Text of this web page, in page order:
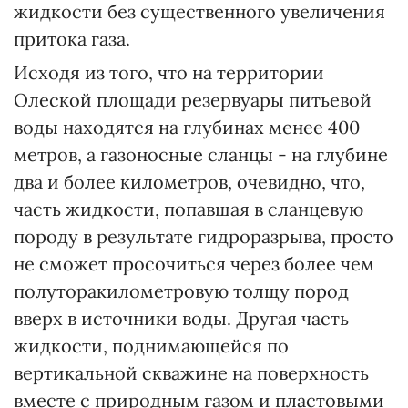
жидкости без существенного увеличения
притока газа.
Исходя из того, что на территории
Олеской площади резервуары питьевой
воды находятся на глубинах менее 400
метров, а газоносные сланцы - на глубине
два и более километров, очевидно, что,
часть жидкости, попавшая в сланцевую
породу в результате гидроразрыва, просто
не сможет просочиться через более чем
полуторакилометровую толщу пород
вверх в источники воды. Другая часть
жидкости, поднимающейся по
вертикальной скважине на поверхность
вместе с природным газом и пластовыми